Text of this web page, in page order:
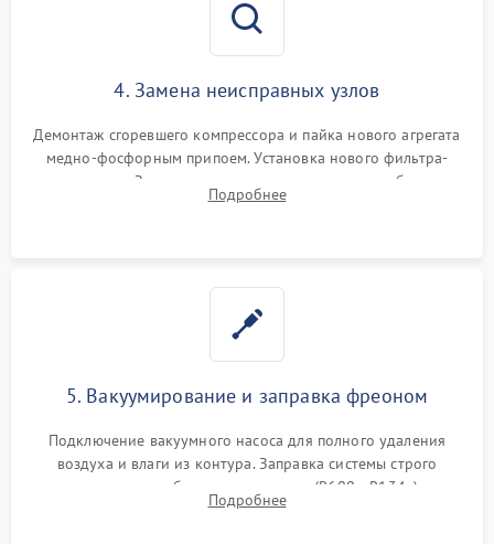
4. Замена неисправных узлов
Демонтаж сгоревшего компрессора и пайка нового агрегата
медно-фосфорным припоем. Установка нового фильтра-
осушителя. Замена изношенных вентиляторов обдува,
сломанных заслонок или поврежденных дверных петель.
Подробнее
5. Вакуумирование и заправка фреоном
Подключение вакуумного насоса для полного удаления
воздуха и влаги из контура. Заправка системы строго
дозированным объемом хладагента (R600a, R134a) по
электронным весам. Контроль рабочего давления в системе.
Подробнее